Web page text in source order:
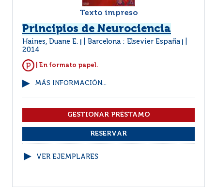
Texto impreso
Principios de Neurociencia
Haines, Duane E. Barcelona : Elsevier España
2014
| En formato papel.
MÁS INFORMACIÓN...
VER EJEMPLARES